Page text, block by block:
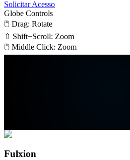
Solicitar Acesso
Globe Controls
🖱️ Drag: Rotate
⇧ Shift+Scroll: Zoom
🖱️ Middle Click: Zoom
Fulxion